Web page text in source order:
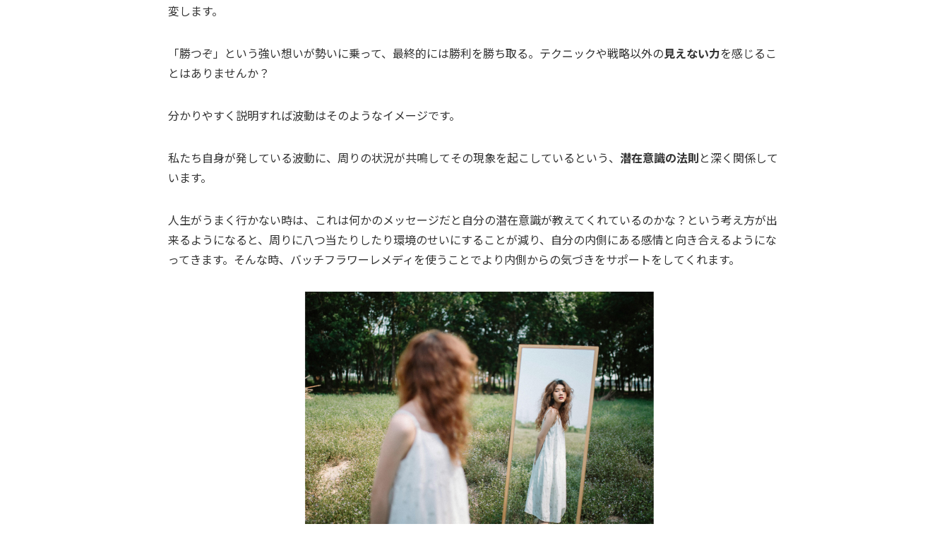
変します。
「勝つぞ」という強い想いが勢いに乗って、最終的には勝利を勝ち取る。テクニックや戦略以外の見えない力を感じるこ
とはありませんか？
分かりやすく説明すれば波動はそのようなイメージです。
私たち自身が発している波動に、周りの状況が共鳴してその現象を起こしているという、 潜在意識の法則と深く関係して
います。
人生がうまく行かない時は、これは何かのメッセージだと自分の潜在意識が教えてくれているのかな？という考え方が出
来るようになると、周りに八つ当たりしたり環境のせいにすることが減り、自分の内側にある感情と向き合えるようにな
ってきます。そんな時、バッチフラワーレメディを使うことでより内側からの気づきをサポートをしてくれます。